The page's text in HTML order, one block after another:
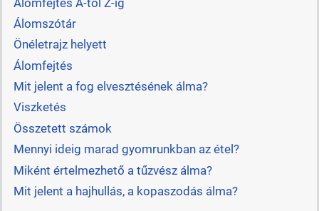
Álomszótár
Önéletrajz helyett
Álomfejtés
Mit jelent a fog elvesztésének álma?
Viszketés
Összetett számok
Mennyi ideig marad gyomrunkban az étel?
Miként értelmezhető a tűzvész álma?
Mit jelent a hajhullás, a kopaszodás álma?